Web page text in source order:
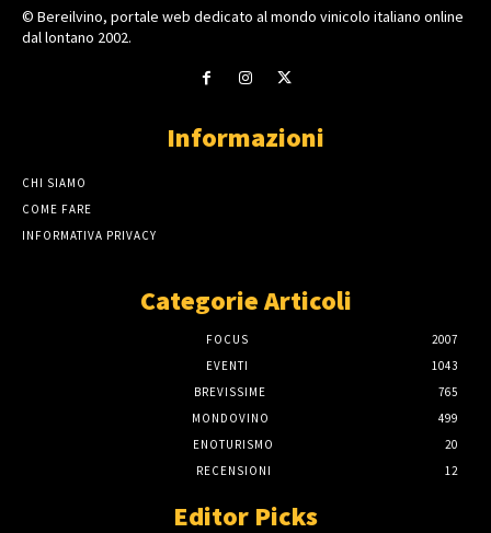
© Bereilvino, portale web dedicato al mondo vinicolo italiano online
dal lontano 2002.
Informazioni
CHI SIAMO
COME FARE
INFORMATIVA PRIVACY
Categorie Articoli
FOCUS
2007
EVENTI
1043
BREVISSIME
765
MONDOVINO
499
ENOTURISMO
20
RECENSIONI
12
Editor Picks